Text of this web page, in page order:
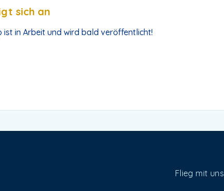
sich an
ist in Arbeit und wird bald veröffentlicht!
Flieg mit uns